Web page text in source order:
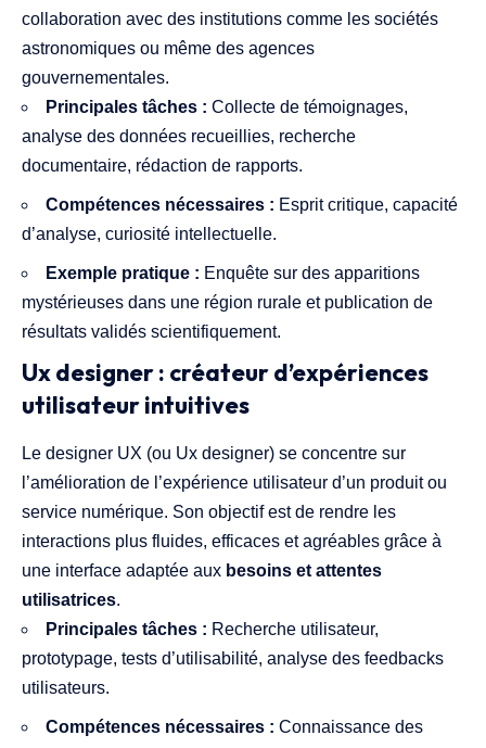
collaboration avec des institutions comme les sociétés
astronomiques ou même des agences
gouvernementales.
Principales tâches : Collecte de témoignages,
analyse des données recueillies, recherche
documentaire, rédaction de rapports.
Compétences nécessaires : Esprit critique, capacité
d’analyse, curiosité intellectuelle.
Exemple pratique : Enquête sur des apparitions
mystérieuses dans une région rurale et publication de
résultats validés scientifiquement.
Ux designer : créateur d’expériences
utilisateur intuitives
Le designer UX (ou Ux designer) se concentre sur
l’amélioration de l’expérience utilisateur d’un produit ou
service numérique. Son objectif est de rendre les
interactions plus fluides, efficaces et agréables grâce à
une interface adaptée aux besoins et attentes
utilisatrices.
Principales tâches : Recherche utilisateur,
prototypage, tests d’utilisabilité, analyse des feedbacks
utilisateurs.
Compétences nécessaires : Connaissance des